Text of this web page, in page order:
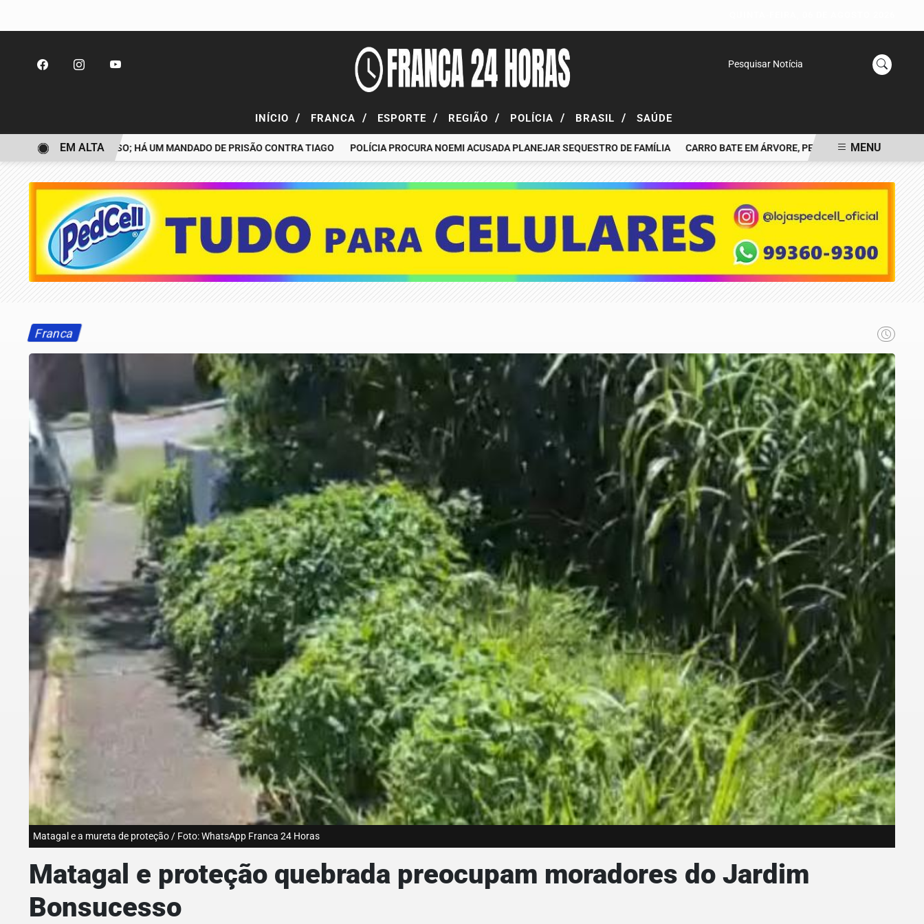
Pesquisar Notícia
INÍCIO / FRANCA / ESPORTE / REGIÃO / POLÍCIA / BRASIL / SAÚDE
É PRESO; HÁ UM MANDADO DE PRISÃO CONTRA TIAGO POLÍCIA PROCURA NOEMI ACUSADA PLANEJAR SEQUESTRO DE FAMÍLIA CARRO BATE EM ÁRVORE, PEGA FOGO E MOTORISTA
EM ALTA MENU
Franca
Matagal e a mureta de proteção / Foto: WhatsApp Franca 24 Horas
Matagal e proteção quebrada preocupam moradores do Jardim
Bonsucesso